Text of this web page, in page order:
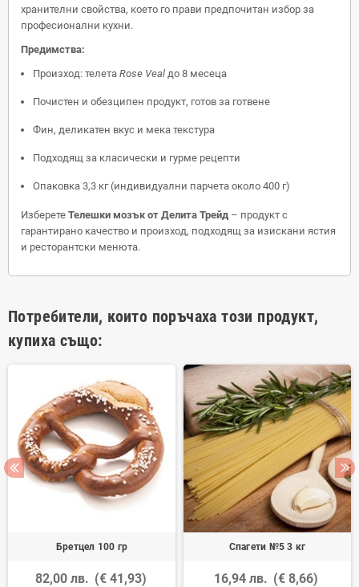
хранителни свойства, което го прави предпочитан избор за
професионални кухни.
Предимства:
Произход: телета Rose Veal до 8 месеца
Почистен и обезципен продукт, готов за готвене
Фин, деликатен вкус и мека текстура
Подходящ за класически и гурме рецепти
Опаковка 3,3 кг (индивидуални парчета около 400 г)
Изберете Телешки мозък от Делита Трейд – продукт с
гарантирано качество и произход, подходящ за изискани ястия
и ресторантски менюта.
Потребители, които поръчаха този продукт,
купиха също:
Бретцел 100 гр
82,00 лв. (€ 41,93)
Спагети №5 3 кг
16,94 лв. (€ 8,66)